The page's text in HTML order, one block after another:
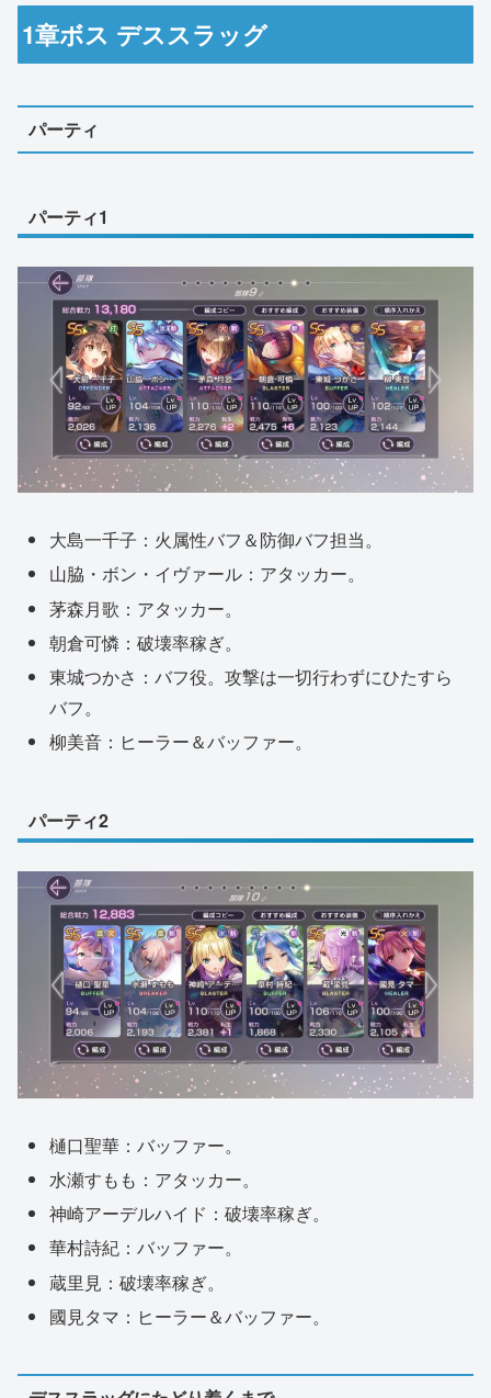
1章ボス デススラッグ
パーティ
パーティ1
大島一千子：火属性バフ＆防御バフ担当。
山脇・ボン・イヴァール：アタッカー。
茅森月歌：アタッカー。
朝倉可憐：破壊率稼ぎ。
東城つかさ：バフ役。攻撃は一切行わずにひたすら
バフ。
柳美音：ヒーラー＆バッファー。
パーティ2
樋口聖華：バッファー。
水瀬すもも：アタッカー。
神崎アーデルハイド：破壊率稼ぎ。
華村詩紀：バッファー。
蔵里見：破壊率稼ぎ。
國見タマ：ヒーラー＆バッファー。